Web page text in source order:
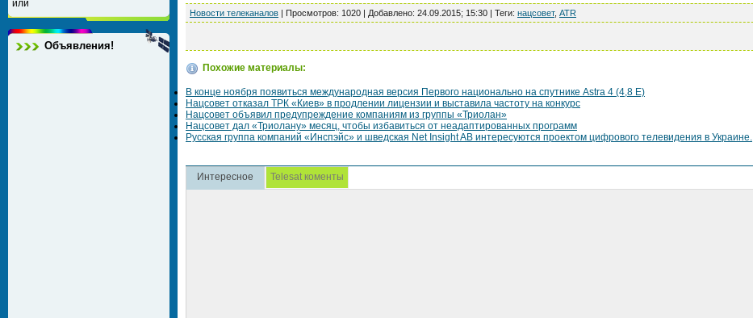
или
Объявления!
Новости телеканалов | Просмотров: 1020 | Добавлено: 24.09.2015; 15:30 | Теги: нацсовет, АТR
Похожие материалы:
В конце ноября появиться международная версия Первого национально на спутнике Astra 4 (4,8 Е)
Нацсовет отказал ТРК «Киев» в продлении лицензии и выставила частоту на конкурс
Нацсовет объявил предупреждение компаниям из группы «Триолан»
Нацсовет дал «Триолану» месяц, чтобы избавиться от неадаптированных программ
Русская группа компаний «Инспэйс» и шведская Net Insight AB интересуются проектом цифрового телевидения в Украине.
Интересное Telesat коменты